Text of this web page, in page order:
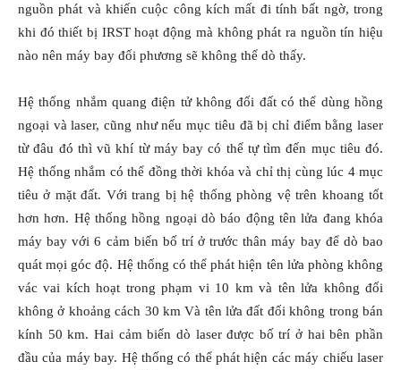
nguồn phát và khiến cuộc công kích mất đi tính bất ngờ, trong
khi đó thiết bị IRST hoạt động mà không phát ra nguồn tín hiệu
nào nên máy bay đối phương sẽ không thể dò thấy.
Hệ thống nhắm quang điện tử không đối đất có thể dùng hồng
ngoại và laser, cũng như nếu mục tiêu đã bị chỉ điểm bằng laser
từ đâu đó thì vũ khí từ máy bay có thể tự tìm đến mục tiêu đó.
Hệ thống nhắm có thể đồng thời khóa và chỉ thị cùng lúc 4 mục
tiêu ở mặt đất. Với trang bị hệ thống phòng vệ trên khoang tốt
hơn hơn. Hệ thống hồng ngoại dò báo động tên lửa đang khóa
máy bay với 6 cảm biến bố trí ở trước thân máy bay để dò bao
quát mọi góc độ. Hệ thống có thể phát hiện tên lửa phòng không
vác vai kích hoạt trong phạm vi 10 km và tên lửa không đối
không ở khoảng cách 30 km Và tên lửa đất đối không trong bán
kính 50 km. Hai cảm biến dò laser được bố trí ở hai bên phần
đầu của máy bay. Hệ thống có thể phát hiện các máy chiếu laser